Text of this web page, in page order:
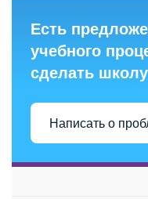
Есть
учебного
сделать
Написать о